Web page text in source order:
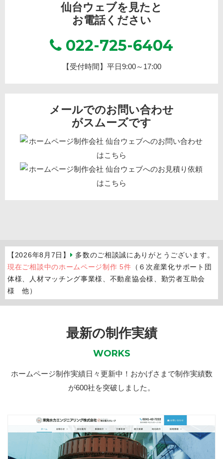
仙台ウェブを見たと
お電話ください
022-725-6404
【受付時間】平日9:00～17:00
メールでのお問い合わせ
がスムーズです
【2026年8月7日】
多数のご相談誠にありがとうございます。
現在ご相談中のホームページ制作 5件 （６次産業化サポート団
体様、人材マッチング事業様、不動産協会様、勤労者互助会
様 他）
最新の制作実績
WORKS
ホームページ制作実績日々更新中！おかげさまで制作実績数
が600社を突破しました。